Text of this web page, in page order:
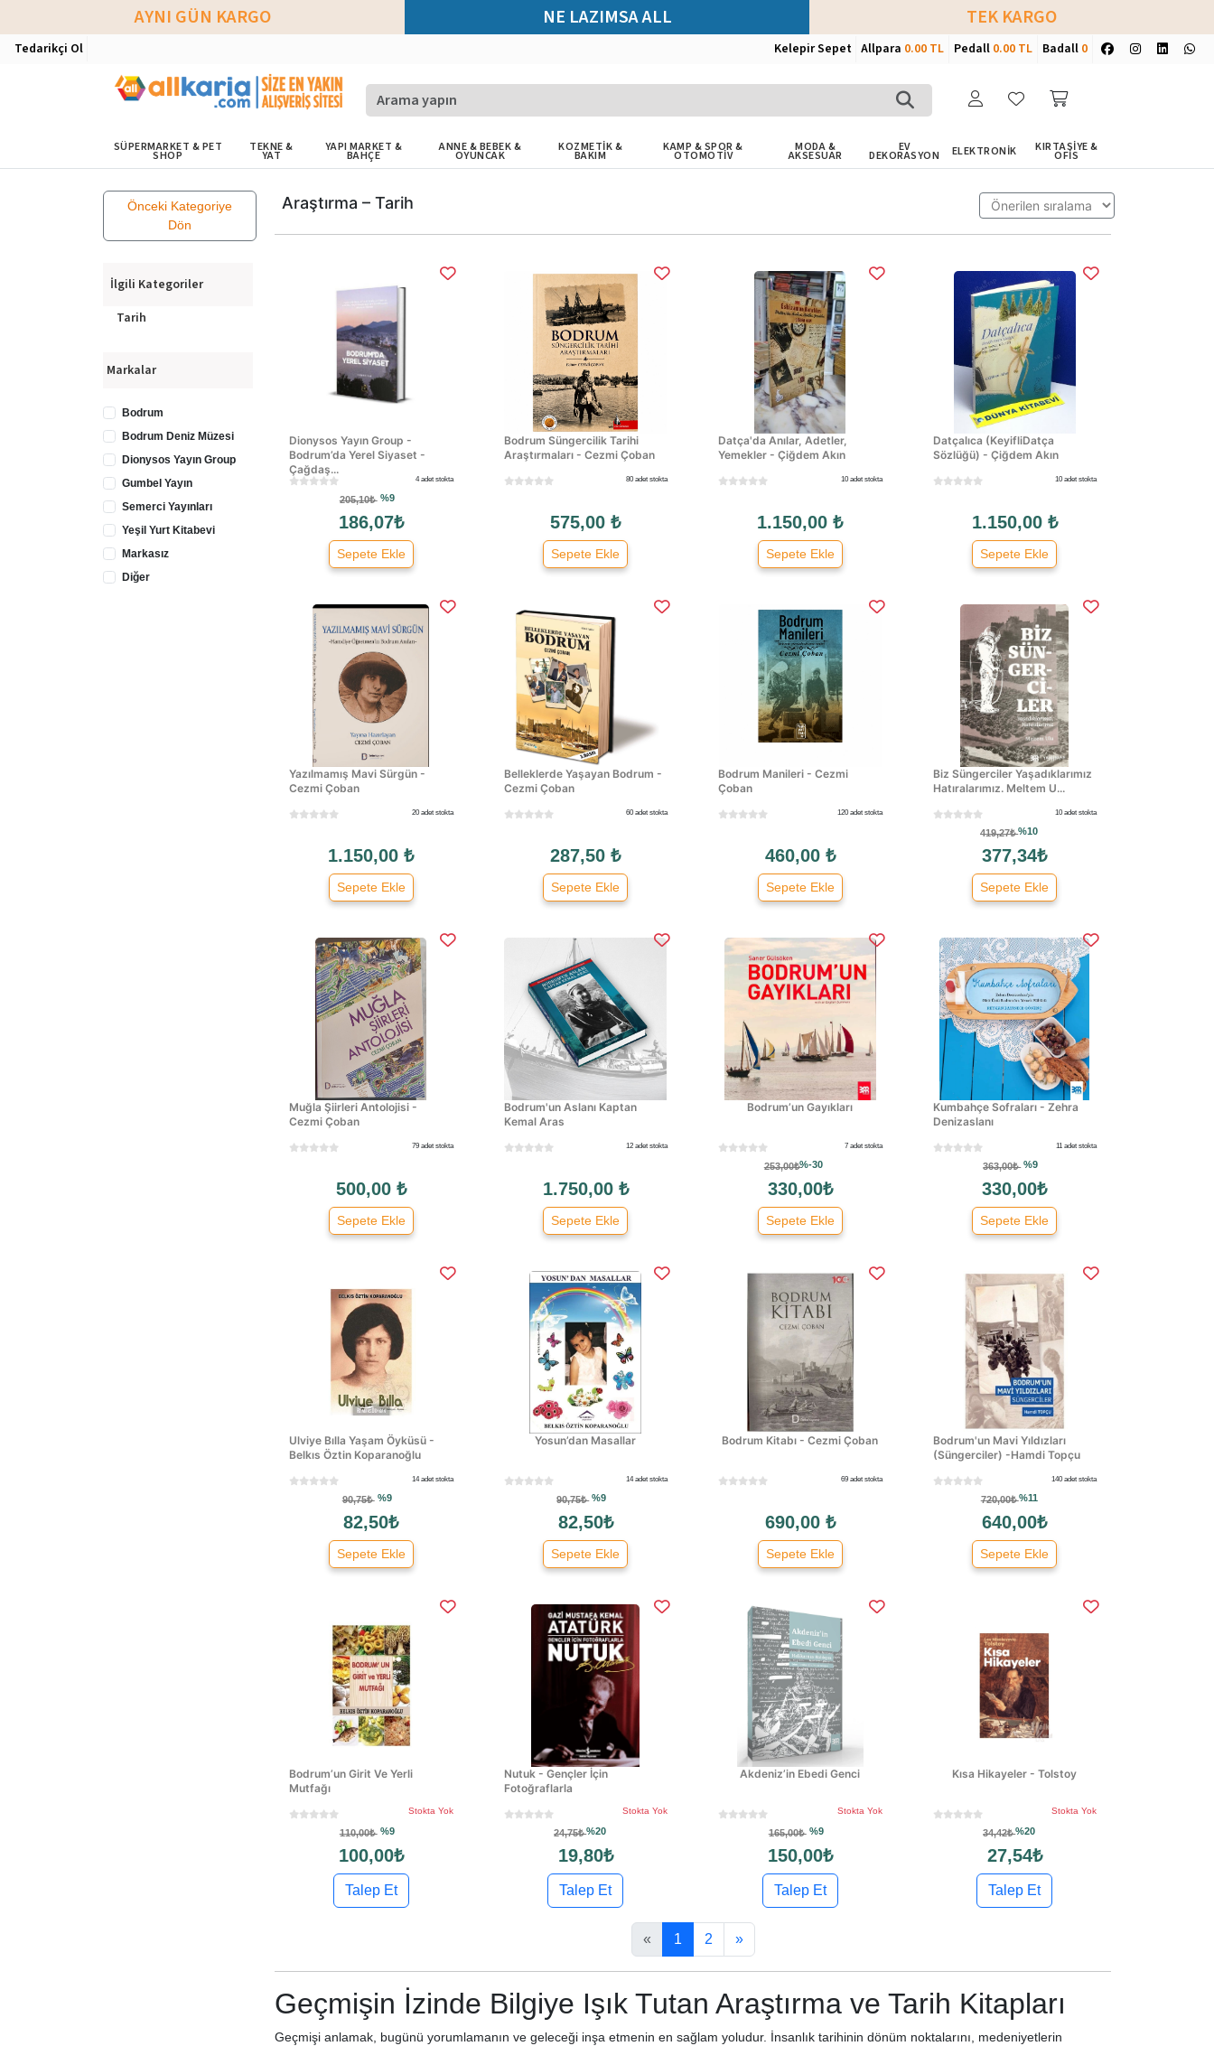
AYNI GÜN KARGO NE LAZIMSA ALL TEK KARGO
Tedarikçi Ol Kelepir Sepet Allpara 0.00 TL Pedall 0.00 TL Badall 0
SÜPERMARKET & PET
SHOP
TEKNE &
YAT
YAPI MARKET &
BAHÇE
ANNE & BEBEK &
OYUNCAK
KOZMETİK &
BAKIM
KAMP & SPOR &
OTOMOTİV
MODA &
AKSESUAR
EV
DEKORASYON ELEKTRONİK KIRTASİYE &
OFİS
Önceki Kategoriye
Dön
İlgili Kategoriler
Tarih
Markalar
Bodrum
Bodrum Deniz Müzesi
Dionysos Yayın Group
Gumbel Yayın
Semerci Yayınları
Yeşil Yurt Kitabevi
Markasız
Diğer
Araştırma – Tarih
Dionysos Yayın Group -
Bodrum’da Yerel Siyaset -
Çağdaş...
4 adet stokta
205,10₺ %9
186,07₺
Sepete Ekle
Bodrum Süngercilik Tarihi
Araştırmaları - Cezmi Çoban
80 adet stokta
575,00 ₺
Sepete Ekle
Datça'da Anılar, Adetler,
Yemekler - Çiğdem Akın
10 adet stokta
1.150,00 ₺
Sepete Ekle
Datçalıca (KeyifliDatça
Sözlüğü) - Çiğdem Akın
10 adet stokta
1.150,00 ₺
Sepete Ekle
Yazılmamış Mavi Sürgün -
Cezmi Çoban
20 adet stokta
1.150,00 ₺
Sepete Ekle
Belleklerde Yaşayan Bodrum -
Cezmi Çoban
60 adet stokta
287,50 ₺
Sepete Ekle
Bodrum Manileri - Cezmi
Çoban
120 adet stokta
460,00 ₺
Sepete Ekle
Biz Süngerciler Yaşadıklarımız
Hatıralarımız. Meltem U...
10 adet stokta
419,27₺%10
377,34₺
Sepete Ekle
Muğla Şiirleri Antolojisi -
Cezmi Çoban
79 adet stokta
500,00 ₺
Sepete Ekle
Bodrum'un Aslanı Kaptan
Kemal Aras
12 adet stokta
1.750,00 ₺
Sepete Ekle
Bodrum’un Gayıkları
7 adet stokta
253,00₺%-30
330,00₺
Sepete Ekle
Kumbahçe Sofraları - Zehra
Denizaslanı
11 adet stokta
363,00₺ %9
330,00₺
Sepete Ekle
Ulviye Bılla Yaşam Öyküsü -
Belkıs Öztin Koparanoğlu
14 adet stokta
90,75₺ %9
82,50₺
Sepete Ekle
Yosun’dan Masallar
14 adet stokta
90,75₺ %9
82,50₺
Sepete Ekle
Bodrum Kitabı - Cezmi Çoban
69 adet stokta
690,00 ₺
Sepete Ekle
Bodrum'un Mavi Yıldızları
(Süngerciler) -Hamdi Topçu
140 adet stokta
720,00₺%11
640,00₺
Sepete Ekle
Bodrum’un Girit Ve Yerli
Mutfağı
Stokta Yok
110,00₺ %9
100,00₺
Talep Et
Nutuk - Gençler İçin
Fotoğraflarla
Stokta Yok
24,75₺%20
19,80₺
Talep Et
Akdeniz’in Ebedi Genci
Stokta Yok
165,00₺ %9
150,00₺
Talep Et
Kısa Hikayeler - Tolstoy
Stokta Yok
34,42₺%20
27,54₺
Talep Et
« 1 2 »
Geçmişin İzinde Bilgiye Işık Tutan Araştırma ve Tarih Kitapları
Geçmişi anlamak, bugünü yorumlamanın ve geleceği inşa etmenin en sağlam yoludur. İnsanlık tarihinin dönüm noktalarını, medeniyetlerin